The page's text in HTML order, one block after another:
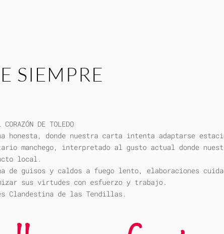
SIEMPRE
DE TOLEDO
honesta, donde nuestra carta intenta adaptarse
manchego, interpretado al gusto actual donde
local.
de guisos y caldos a fuego lento, elaboraciones
sus virtudes con esfuerzo y trabajo.
Clandestina de las Tendillas.